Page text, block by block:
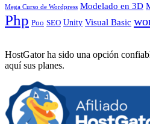
Mega Curso de Wordpress Modelado en 3D
Php Poo SEO Unity Visual Basic
HostGator ha sido una opción
aquí sus planes.